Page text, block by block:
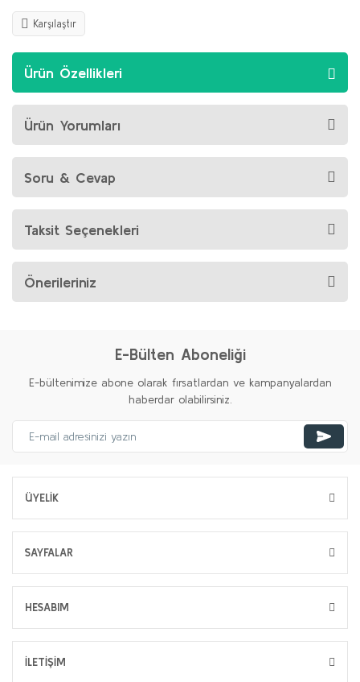
Karşılaştır
Ürün Özellikleri
Ürün Yorumları
Soru & Cevap
Taksit Seçenekleri
Önerileriniz
E-Bülten Aboneliği
E-bültenimize abone olarak fırsatlardan ve kampanyalardan
haberdar olabilirsiniz.
ÜYELİK
SAYFALAR
HESABIM
İLETİŞİM